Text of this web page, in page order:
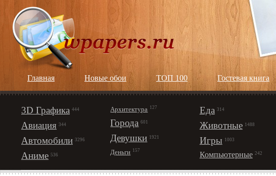
Главная Новые обои ТОП 100 Гостевая книга
3D Графика 444
Авиация 344
Автомобили 3296
Аниме 536
Архитектура 127
Города 601
Девушки 1921
Деньги 157
Еда 314
Животные 1488
Игры 1003
Компьютерные 242